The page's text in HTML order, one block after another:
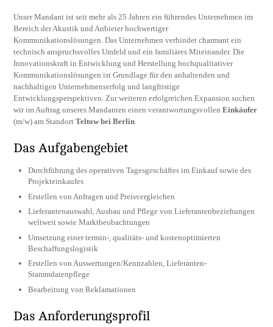
Unser Mandant ist seit mehr als 25 Jahren ein führendes Unternehmen im
Bereich der Akustik und Anbieter hochwertiger
Kommunikationslösungen. Das Unternehmen verbindet charmant ein
technisch anspruchsvolles Umfeld und ein familiäres Miteinander. Die
Innovationskraft in Entwicklung und Herstellung hochqualitativer
Kommunikationslösungen ist Grundlage für den anhaltenden und
nachhaltigen Unternehmenserfolg und langfristige
Entwicklungsperspektiven. Zur weiteren erfolgreichen Expansion suchen
wir im Auftrag unseres Mandanten einen verantwortungsvollenEinkäufer
(m/w) am StandortTeltow bei Berlin.
Das Aufgabengebiet
Durchführung des operativen Tagesgeschäftes im Einkauf sowie des
Projekteinkaufes
Erstellen von Anfragen und Preisvergleichen
Lieferantenauswahl, Ausbau und Pflege von Lieferantenbeziehungen
weltweit sowie Marktbeobachtungen
Umsetzung einer termin-, qualitäts- und kostenoptimierten
Beschaffungslogistik
Erstellen von Auswertungen/Kennzahlen, Lieferanten-
Stammdatenpflege
Bearbeitung von Reklamationen
Das Anforderungsprofil